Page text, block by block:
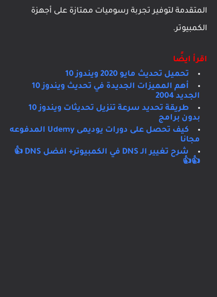
المتقدمة لتوفير تجربة رسوميات ممتازة على أجهزة
الكمبيوتر.
اقرأ ايضًا
تحميل تحديث مايو 2020 ويندوز 10
أهم المميزات الجديدة في تحديث ويندوز 10
الجديد 2004
طريقة تحديد سرعة تنزيل تحديثات ويندوز 10
بدون برامج
كيف تحصل على دورات يوديمى Udemy المدفوعه
مجانا
شرح تغيير الـ DNS في الكمبيوتر+ افضل DNS 👍
👍👍